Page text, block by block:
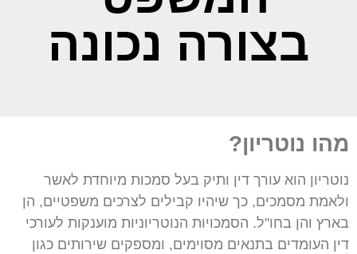
בצורה נכונה
מהו נוטריון?
נוטריון הוא עורך דין ותיק בעל סמכות מיוחדת לאשר
ולאמת מסמכים, כך שיהיו קבילים לצרכים משפטיים, הן
בארץ והן בחו"ל. הסמכויות הנוטריוניות מוענקות לעורכי
דין העומדים בתנאים מסוימים, ומספקים שירותים כגון